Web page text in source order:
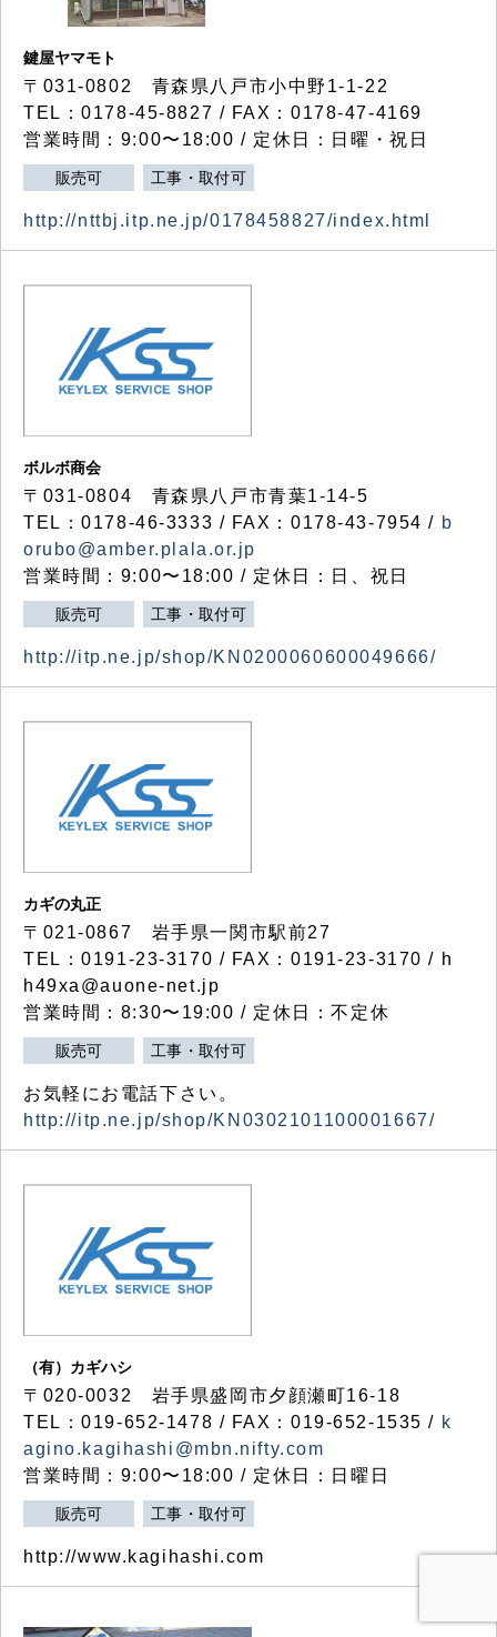
鍵屋ヤマモト
〒031-0802 青森県八戸市小中野1-1-22
TEL：0178-45-8827 / FAX：0178-47-4169
営業時間：9:00〜18:00 / 定休日：日曜・祝日
販売可 工事・取付可
http://nttbj.itp.ne.jp/0178458827/index.html
ボルボ商会
〒031-0804 青森県八戸市青葉1-14-5
TEL：0178-46-3333 / FAX：0178-43-7954 / b
orubo@amber.plala.or.jp
営業時間：9:00〜18:00 / 定休日：日、祝日
販売可 工事・取付可
http://itp.ne.jp/shop/KN0200060600049666/
カギの丸正
〒021-0867 岩手県一関市駅前27
TEL：0191-23-3170 / FAX：0191-23-3170 / h
h49xa@auone-net.jp
営業時間：8:30〜19:00 / 定休日：不定休
販売可 工事・取付可
お気軽にお電話下さい。
http://itp.ne.jp/shop/KN0302101100001667/
（有）カギハシ
〒020-0032 岩手県盛岡市夕顔瀬町16-18
TEL：019-652-1478 / FAX：019-652-1535 / k
agino.kagihashi@mbn.nifty.com
営業時間：9:00〜18:00 / 定休日：日曜日
販売可 工事・取付可
http://www.kagihashi.com